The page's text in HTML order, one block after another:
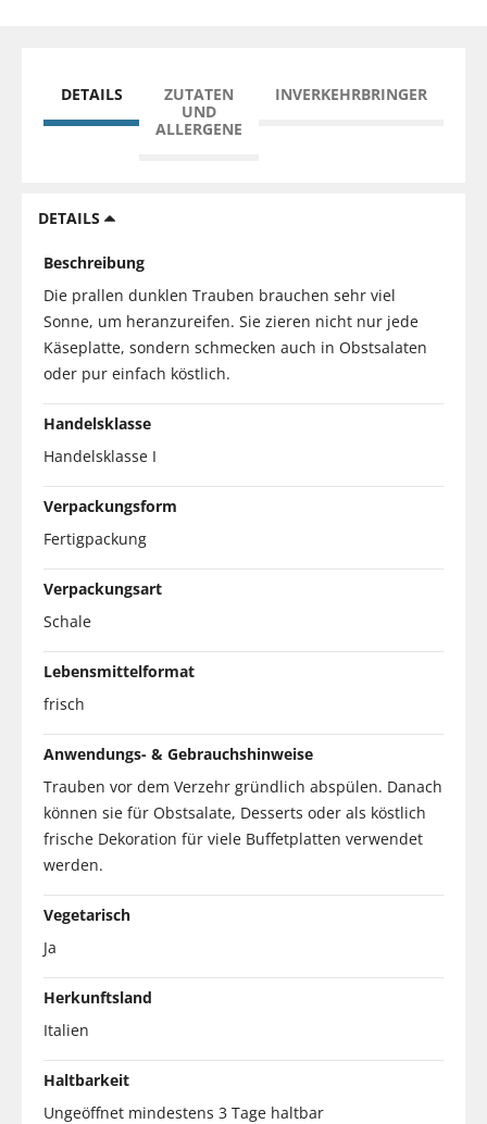
DETAILS
ZUTATEN
UND
ALLERGENE
INVERKEHRBRINGER
DETAILS
Beschreibung
Die prallen dunklen Trauben brauchen sehr viel
Sonne, um heranzureifen. Sie zieren nicht nur jede
Käseplatte, sondern schmecken auch in Obstsalaten
oder pur einfach köstlich.
Handelsklasse
Handelsklasse I
Verpackungsform
Fertigpackung
Verpackungsart
Schale
Lebensmittelformat
frisch
Anwendungs- & Gebrauchshinweise
Trauben vor dem Verzehr gründlich abspülen. Danach
können sie für Obstsalate, Desserts oder als köstlich
frische Dekoration für viele Buffetplatten verwendet
werden.
Vegetarisch
Ja
Herkunftsland
Italien
Haltbarkeit
Ungeöffnet mindestens 3 Tage haltbar